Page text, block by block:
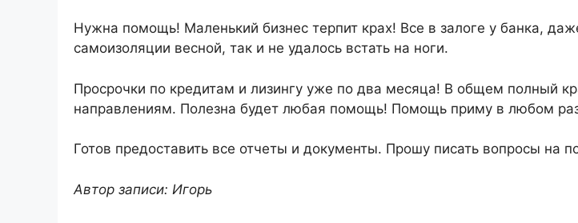
Нужна помощь! Маленький бизнес терпит крах! Все в залоге у банка,
самоизоляции весной, так и не удалось встать на ноги.
Просрочки по кредитам и лизингу уже по два месяца! В общем полный
направлениям. Полезна будет любая помощь! Помощь приму в любом
Готов предоставить все отчеты и документы. Прошу писать вопросы на
Автор записи: Игорь